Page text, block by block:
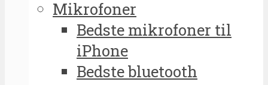
Mikrofoner
Bedste mikrofoner til
iPhone
Bedste bluetooth